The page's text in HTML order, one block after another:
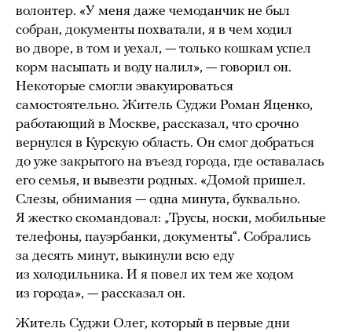
волонтер. «У меня даже чемоданчик не был
собран, документы похватали, я в чем ходил
во дворе, в том и уехал, — только кошкам успел
корм насыпать и воду налил», — говорил он.
Некоторые смогли эвакуироваться
самостоятельно. Житель Суджи Роман Яценко,
работающий в Москве, рассказал, что срочно
вернулся в Курскую область. Он смог добраться
до уже закрытого на въезд города, где оставалась
его семья, и вывезти родных. «Домой пришел.
Слезы, обнимания — одна минута, буквально.
Я жестко скомандовал: „Трусы, носки, мобильные
телефоны, пауэрбанки, документы“. Собрались
за десять минут, выкинули всю еду
из холодильника. И я повел их тем же ходом
из города», — рассказал он.
Житель Суджи Олег, который в первые дни